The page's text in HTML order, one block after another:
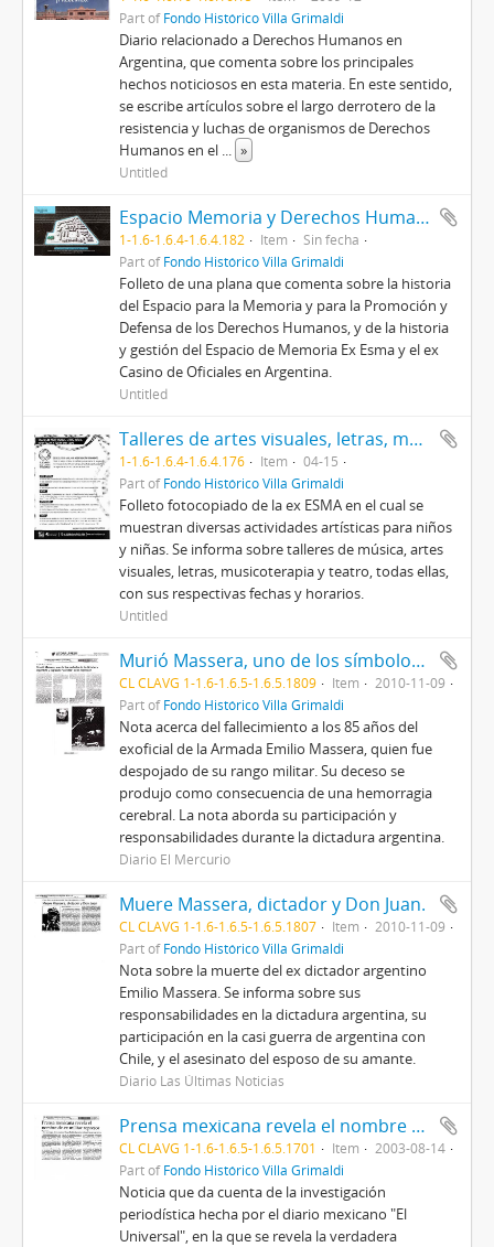
Part ofFondo Histórico Villa Grimaldi
Diario relacionado a Derechos Humanos en
Argentina, que comenta sobre los principales
hechos noticiosos en esta materia. En este sentido,
se escribe artículos sobre el largo derrotero de la
resistencia y luchas de organismos de Derechos
Humanos en el ... »
Untitled
Espacio Memoria y Derechos Humanos (ex ESMA). Visitas guiadas al ex casino de oficiales.
1-1.6-1.6.4-1.6.4.182 Item
Sin fecha
Part ofFondo Histórico Villa Grimaldi
Folleto de una plana que comenta sobre la historia
del Espacio para la Memoria y para la Promoción y
Defensa de los Derechos Humanos, y de la historia
y gestión del Espacio de Memoria Ex Esma y el ex
Casino de Oficiales en Argentina.
Untitled
Talleres de artes visuales, letras, música, musicoterapia y teatro para chicos. El Ecunhi de los chicos Arte en Grande
1-1.6-1.6.4-1.6.4.176 Item
04-15
Part ofFondo Histórico Villa Grimaldi
Folleto fotocopiado de la ex ESMA en el cual se
muestran diversas actividades artísticas para niños
y niñas. Se informa sobre talleres de música, artes
visuales, letras, musicoterapia y teatro, todas ellas,
con sus respectivas fechas y horarios.
Untitled
Murió Massera, uno de los símbolos de la dictadura argentina y supuesto "cerebro" de la represión.
CL CLAVG 1-1.6-1.6.5-1.6.5.1809 Item
2010-11-09
Part ofFondo Histórico Villa Grimaldi
Nota acerca del fallecimiento a los 85 años del
exoficial de la Armada Emilio Massera, quien fue
despojado de su rango militar. Su deceso se
produjo como consecuencia de una hemorragia
cerebral. La nota aborda su participación y
responsabilidades durante la dictadura argentina.
Diario El Mercurio
Muere Massera, dictador y Don Juan.
CL CLAVG 1-1.6-1.6.5-1.6.5.1807 Item
2010-11-09
Part ofFondo Histórico Villa Grimaldi
Nota sobre la muerte del ex dictador argentino
Emilio Massera. Se informa sobre sus
responsabilidades en la dictadura argentina, su
participación en la casi guerra de argentina con
Chile, y el asesinato del esposo de su amante.
Diario Las Últimas Noticias
Prensa mexicana revela el nombre de ex militar represor
CL CLAVG 1-1.6-1.6.5-1.6.5.1701 Item
2003-08-14
Part ofFondo Histórico Villa Grimaldi
Noticia que da cuenta de la investigación
periodística hecha por el diario mexicano "El
Universal", en la que se revela la verdadera